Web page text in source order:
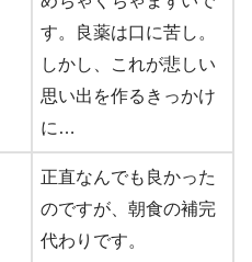
す。良薬は口に苦し。
しかし、これが悲しい
思い出を作るきっかけ
に…
正直なんでも良かった
のですが、朝食の補完
代わりです。